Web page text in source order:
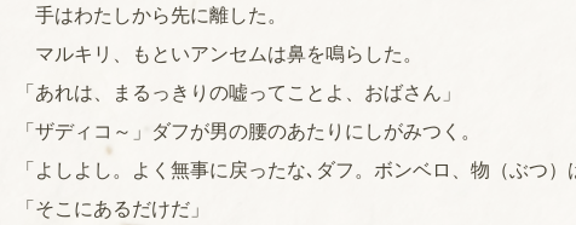
手はわたしから先に離した。
マルキリ、もといアンセムは鼻を鳴らした。
「あれは、まるっきりの嘘ってことよ、おばさん」
「ザディコ～」ダフが男の腰のあたりにしがみつく。
「よしよし。よく無事に戻ったな､ダフ。ボンベロ、物（ぶつ）
「そこにあるだけだ」